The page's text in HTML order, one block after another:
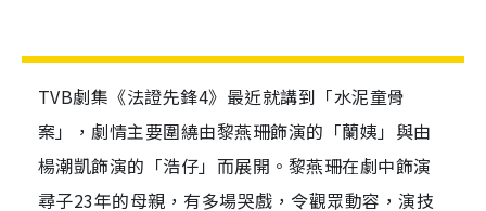
TVB劇集《法證先鋒4》最近就講到「水泥童骨
案」，劇情主要圍繞由黎燕珊飾演的「蘭姨」與由
楊潮凱飾演的「浩仔」而展開。黎燕珊在劇中飾演
尋子23年的母親，有多場哭戲，令觀眾動容，演技